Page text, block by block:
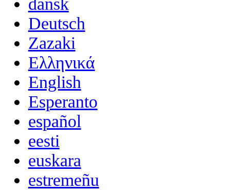
Deutsch
Zazaki
Ελληνικά
English
Esperanto
español
eesti
euskara
estremeñu